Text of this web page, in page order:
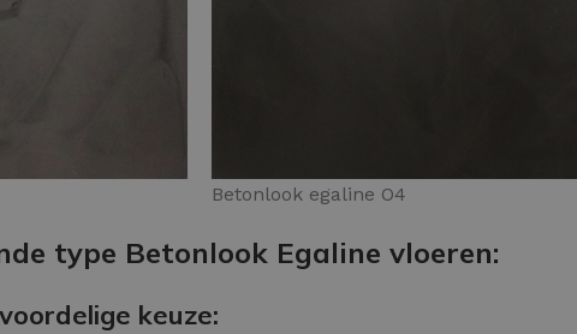
Betonlook egaline O4
type Betonlook Egaline vloeren:
keuze: